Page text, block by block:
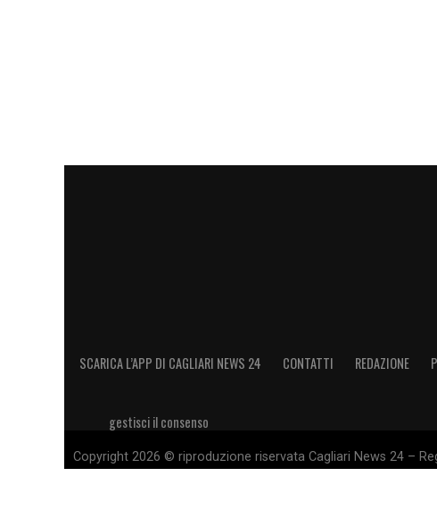
SCARICA L’APP DI CAGLIARI NEWS 24 CONTATTI REDAZIONE
gestisci il consenso
Copyright 2026 © riproduzione riservata Cagliari News 24 –